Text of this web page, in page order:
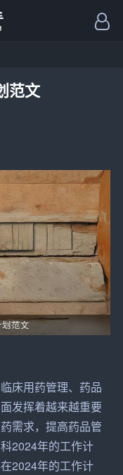
范文
床用药管理、 药品
发挥着越来越重要
需求， 提高药品管
2024年的工作计
2024年的工作计